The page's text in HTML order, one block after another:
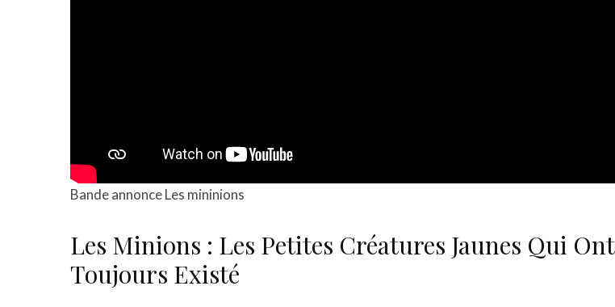
Bande annonce Les mininions
Les Minions : Les Petites Créatures Jaunes Qui Ont
Toujours Existé